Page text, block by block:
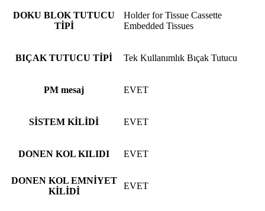
DOKU BLOK TUTUCU
TİPİ
Holder for Tissue Cassette
Embedded Tissues
BIÇAK TUTUCU TİPİ Tek Kullanımlık Bıçak Tutucu
PM mesaj EVET
SİSTEM KİLİDİ EVET
DONEN KOL KILIDI EVET
DONEN KOL EMNİYET
KİLİDİ
EVET